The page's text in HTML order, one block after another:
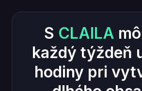
S CLAILA
každý týždeň
hodiny pri